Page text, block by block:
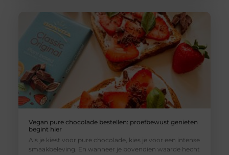
Vegan pure chocolade bestellen: proefbewust genieten
begint hier
Als je kiest voor pure chocolade, kies je voor een intense
smaakbeleving. En wanneer je bovendien waarde hecht